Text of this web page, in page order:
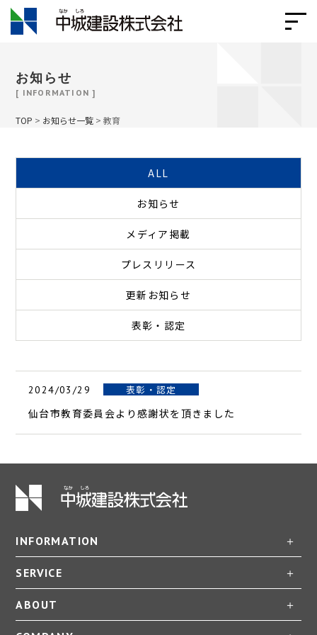
お知らせ
[ INFORMATION ]
TOP > お知らせ一覧 >教育
ALL
お知らせ
メディア掲載
プレスリリース
更新お知らせ
表彰・認定
2024/03/29 表彰・認定
仙台市教育委員会より感謝状を頂きました
INFORMATION
SERVICE
ABOUT